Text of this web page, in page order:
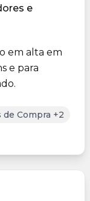
e
em alta em
e para
de Compra +2